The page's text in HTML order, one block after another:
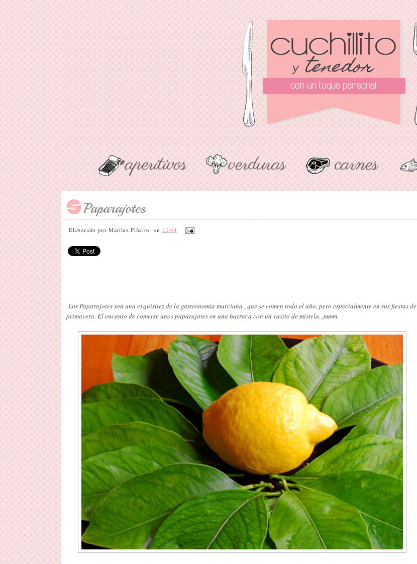
Paparajotes
Elaborado porMariluz Piñeiro en 12:44
Los Paparajotes son una exquisitez de la gastronomía murciana , que se comen todo el año, pero especialmente en sus fiestas de
primavera. El encanto de comerse unos paparajotes en una barraca con un vasito de mistela...mmm.